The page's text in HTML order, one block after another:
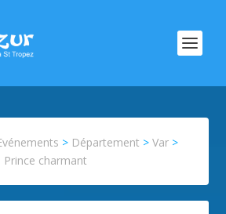
> Département >Var >
Prince charmant